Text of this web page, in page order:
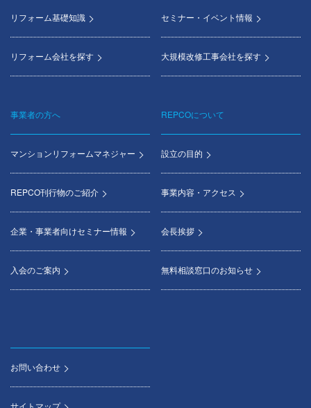
リフォーム基礎知識
リフォーム会社を探す
セミナー・イベント情報
大規模改修工事会社を探す
事業者の方へ
マンションリフォームマネジャー
REPCO刊行物のご紹介
企業・事業者向けセミナー情報
入会のご案内
REPCOについて
設立の目的
事業内容・アクセス
会長挨拶
無料相談窓口のお知らせ
お問い合わせ